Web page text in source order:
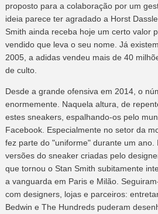
proposto para a colaboração por um
ideia parece ter agradado a Horst
Smith ainda receba hoje um certo valor
vendido que leva o seu nome. Já
2005, a adidas vendeu mais de 40
de culto.
Desde a grande ofensiva em 2014, o
enormemente. Naquela altura, de
estes sneakers, espalhando-os pelo
Facebook. Especialmente no setor da
fez parte do "uniforme" durante um ano.
versões do sneaker criadas pelo
que tornou o Stan Smith subitamente
a vanguarda em Paris e Milão.
com designers, lojas e parceiros:
Bedwin e The Hundreds puderam